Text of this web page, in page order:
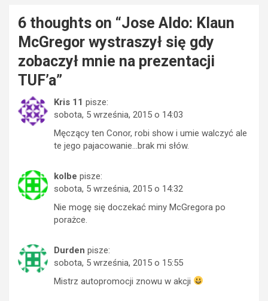
6 thoughts on “Jose Aldo: Klaun
McGregor wystraszył się gdy
zobaczył mnie na prezentacji
TUF’a”
Kris 11 pisze:
sobota, 5 września, 2015 o 14:03
Męczący ten Conor, robi show i umie walczyć ale
te jego pajacowanie…brak mi słów.
kolbe pisze:
sobota, 5 września, 2015 o 14:32
Nie mogę się doczekać miny McGregora po
porażce.
Durden pisze:
sobota, 5 września, 2015 o 15:55
Mistrz autopromocji znowu w akcji